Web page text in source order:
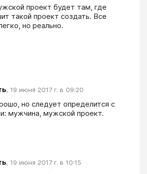
проект будет там, где
такой проект создать. Все
но реально.
, 19 июня 2017 г. в 09:20
но следует определится с
мужчина, мужской проект.
, 19 июня 2017 г. в 10:15